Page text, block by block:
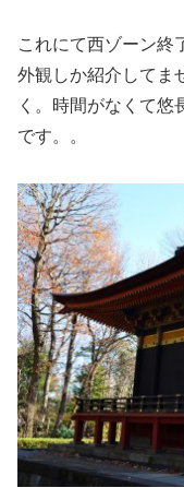
これにて西ゾーン終
外観しか紹介してま
く。時間がなくて悠
です。。